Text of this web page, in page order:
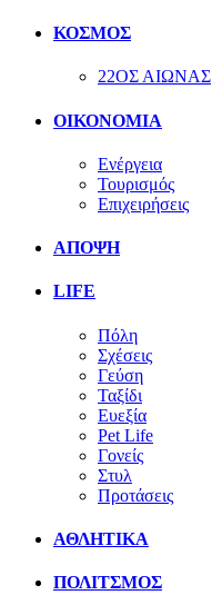
ΚΟΣΜΟΣ
22ΟΣ ΑΙΩΝΑΣ
ΟΙΚΟΝΟΜΙΑ
Ενέργεια
Τουρισμός
Επιχειρήσεις
ΑΠΟΨΗ
LIFE
Πόλη
Σχέσεις
Γεύση
Ταξίδι
Ευεξία
Pet Life
Γονείς
Στυλ
Προτάσεις
ΑΘΛΗΤΙΚΑ
ΠΟΛΙΤΣΜΟΣ